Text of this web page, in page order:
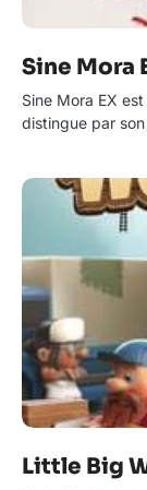
Sine Mora
Sine Mora EX
distingue par
Little Big